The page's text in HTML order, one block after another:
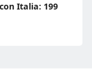
Italia: 199